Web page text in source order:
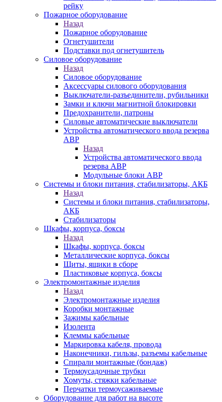
рейку
Пожарное оборудование
Назад
Пожарное оборудование
Огнетушители
Подставки под огнетушитель
Силовое оборудование
Назад
Силовое оборудование
Аксессуары силового оборудования
Выключатели-разъединители, рубильники
Замки и ключи магнитной блокировки
Предохранители, патроны
Силовые автоматические выключатели
Устройства автоматического ввода резерва
АВР
Назад
Устройства автоматического ввода
резерва АВР
Модульные блоки АВР
Системы и блоки питания, стабилизаторы, АКБ
Назад
Системы и блоки питания, стабилизаторы,
АКБ
Стабилизаторы
Шкафы, корпуса, боксы
Назад
Шкафы, корпуса, боксы
Металлические корпуса, боксы
Щиты, ящики в сборе
Пластиковые корпуса, боксы
Электромонтажные изделия
Назад
Электромонтажные изделия
Коробки монтажные
Зажимы кабельные
Изолента
Клеммы кабельные
Маркировка кабеля, провода
Наконечники, гильзы, разъемы кабельные
Спирали монтажные (бондаж)
Термоусадочные трубки
Хомуты, стяжки кабельные
Перчатки термоусаживаемые
Оборудование для работ на высоте